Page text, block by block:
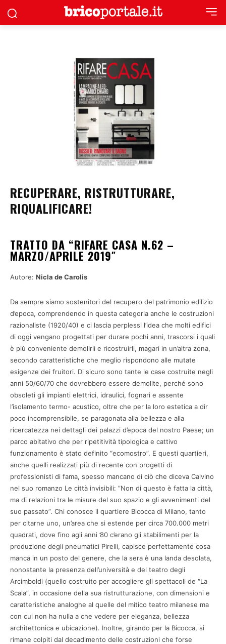
RECUPERARE, RISTRUTTURARE,
RIQUALIFICARE!
TRATTO DA “RIFARE CASA N.62 –
MARZO/APRILE 2019″
Autore: Nicla de Carolis
Da sempre siamo sostenitori del recupero del patrimonio edilizio
d’epoca, comprendendo in questa categoria anche le costruzioni
razionaliste (1920/40) e ci lascia perplessi l’idea che molti edifici
di oggi vengano progettati per durare pochi anni, trascorsi i quali
è più conveniente demolirli e ricostruirli, magari in un’altra zona,
secondo caratteristiche che meglio rispondono alle mutate
esigenze dei fruitori. Di sicuro sono tante le case costruite negli
anni 50/60/70 che dovrebbero essere demolite, perché sono
obsoleti gli impianti elettrici, idraulici, fognari e assente
l’isolamento termo- acustico, oltre che per la loro estetica a dir
poco incomprensibile, se paragonata alla bellezza e alla
ricercatezza nei dettagli dei palazzi d’epoca del nostro Paese; un
parco abitativo che per ripetitività tipologica e cattivo
funzionamento è stato definito “ecomostro”. E questi quartieri,
anche quelli realizzati più di recente con progetti di
professionisti di fama, spesso mancano di ciò che diceva Calvino
nel suo romanzo Le città invisibili: ”Non di questo è fatta la città,
ma di relazioni tra le misure del suo spazio e gli avvenimenti del
suo passato”. Chi conosce il quartiere Bicocca di Milano, tanto
per citarne uno, un’area che si estende per circa 700.000 metri
quadrati, dove fino agli anni ’80 c’erano gli stabilimenti per la
produzione degli pneumatici Pirelli, capisce perfettamente cosa
manca in un posto del genere, che la sera è una landa desolata,
nonostante la presenza dell’università e del teatro degli
Arcimboldi (quello costruito per accogliere gli spettacoli de “La
Scala”, in occasione della sua ristrutturazione, con dimensioni e
caratteristiche analoghe al quelle del mitico teatro milanese ma
con cui non ha nulla a che vedere per eleganza, bellezza
architettonica e ubicazione). Inoltre, girando per la Bicocca, si
rimane colpiti dal decadimento delle costruzioni che forse